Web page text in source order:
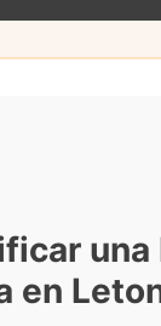
una
en